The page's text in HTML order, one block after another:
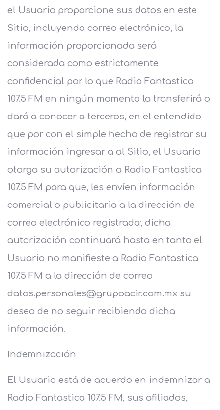
el Usuario proporcione sus datos en este
Sitio, incluyendo correo electrónico, la
información proporcionada será
considerada como estrictamente
confidencial por lo que Radio Fantastica
107.5 FM en ningún momento la transferirá o
dará a conocer a terceros, en el entendido
que por con el simple hecho de registrar su
información ingresar a al Sitio, el Usuario
otorga su autorización a Radio Fantastica
107.5 FM para que, les envíen información
comercial o publicitaria a la dirección de
correo electrónico registrada; dicha
autorización continuará hasta en tanto el
Usuario no manifieste a Radio Fantastica
107.5 FM a la dirección de correo
datos.personales@grupoacir.com.mx su
deseo de no seguir recibiendo dicha
información.
Indemnización
El Usuario está de acuerdo en indemnizar a
Radio Fantastica 107.5 FM, sus afiliados,